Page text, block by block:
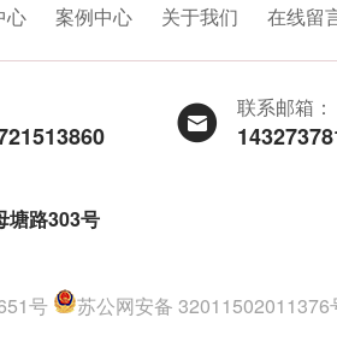
心 案例中心 关于我们 在线留
联系邮箱：
塘路303号
号 苏公网安备 32011502011376